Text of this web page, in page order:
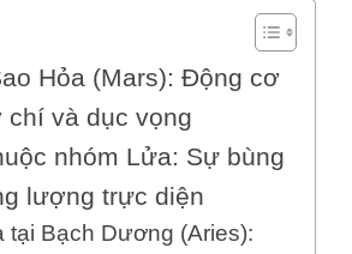
Hỏa (Mars): Động cơ
chí và dục vọng
nhóm Lửa: Sự bùng
lượng trực diện
tại Bạch Dương (Aries):